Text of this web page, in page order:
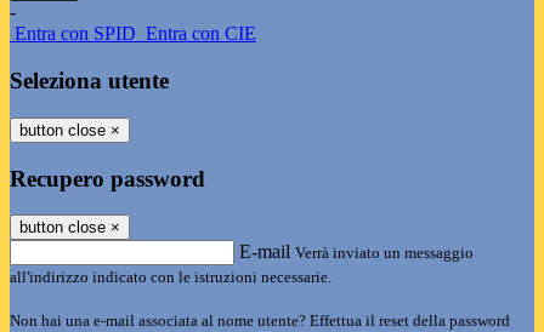
-
Entra con SPID Entra con CIE
Seleziona utente
button close ×
Recupero password
button close ×
E-mail Verrà inviato un messaggio
all'indirizzo indicato con le istruzioni necessarie.
Non hai una e-mail associata al nome utente? Effettua il reset della password